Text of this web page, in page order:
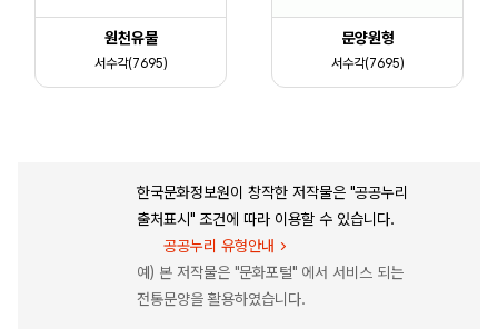
원천유물
서수각(7695)
문양원형
서수각(7695)
한국문화정보원이 창작한 저작물은 "공공누리
출처표시" 조건에 따라 이용할 수 있습니다.
공공누리 유형안내
예) 본 저작물은 "문화포털" 에서 서비스 되는
전통문양을 활용하였습니다.